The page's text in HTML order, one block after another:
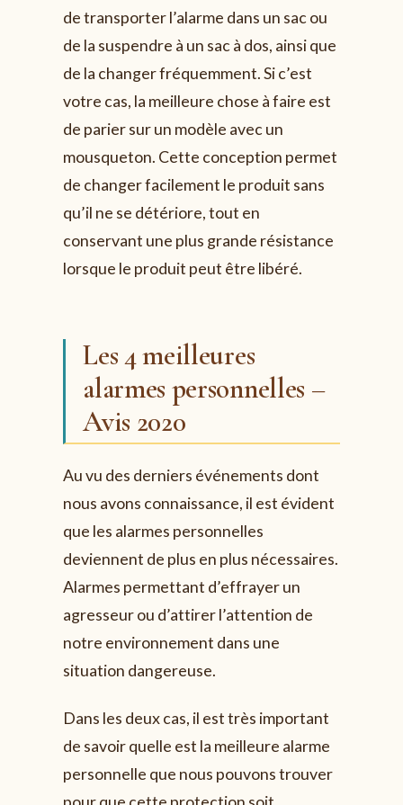
de transporter l’alarme dans un sac ou
de la suspendre à un sac à dos, ainsi que
de la changer fréquemment. Si c’est
votre cas, la meilleure chose à faire est
de parier sur un modèle avec un
mousqueton. Cette conception permet
de changer facilement le produit sans
qu’il ne se détériore, tout en
conservant une plus grande résistance
lorsque le produit peut être libéré.
Les 4 meilleures
alarmes personnelles –
Avis 2020
Au vu des derniers événements dont
nous avons connaissance, il est évident
que les alarmes personnelles
deviennent de plus en plus nécessaires.
Alarmes permettant d’effrayer un
agresseur ou d’attirer l’attention de
notre environnement dans une
situation dangereuse.
Dans les deux cas, il est très important
de savoir quelle est la meilleure alarme
personnelle que nous pouvons trouver